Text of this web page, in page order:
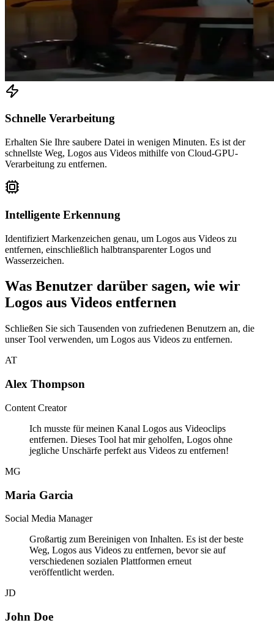
Schnelle Verarbeitung
Erhalten Sie Ihre saubere Datei in wenigen Minuten. Es ist der
schnellste Weg, Logos aus Videos mithilfe von Cloud-GPU-
Verarbeitung zu entfernen.
Intelligente Erkennung
Identifiziert Markenzeichen genau, um Logos aus Videos zu
entfernen, einschließlich halbtransparenter Logos und
Wasserzeichen.
Was Benutzer darüber sagen, wie wir
Logos aus Videos entfernen
Schließen Sie sich Tausenden von zufriedenen Benutzern an, die
unser Tool verwenden, um Logos aus Videos zu entfernen.
AT
Alex Thompson
Content Creator
Ich musste für meinen Kanal Logos aus Videoclips
entfernen. Dieses Tool hat mir geholfen, Logos ohne
jegliche Unschärfe perfekt aus Videos zu entfernen!
MG
Maria Garcia
Social Media Manager
Großartig zum Bereinigen von Inhalten. Es ist der beste
Weg, Logos aus Videos zu entfernen, bevor sie auf
verschiedenen sozialen Plattformen erneut
veröffentlicht werden.
JD
John Doe